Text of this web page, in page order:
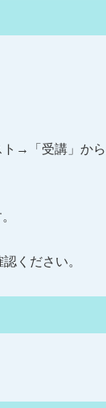
→「受講」から
ください。